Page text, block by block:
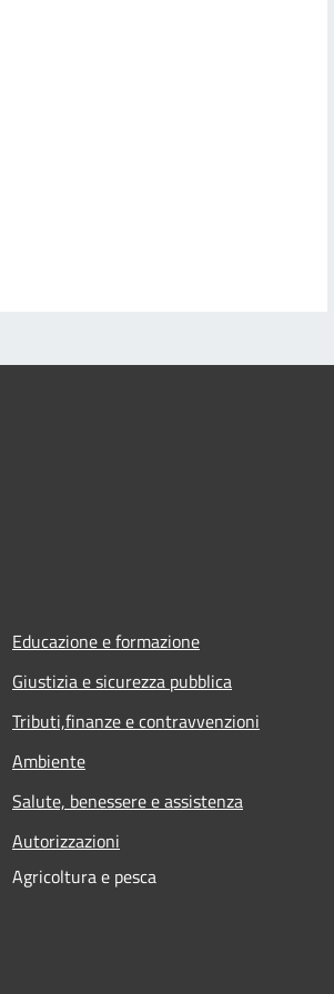
Educazione e formazione
Giustizia e sicurezza pubblica
Tributi,finanze e contravvenzioni
Ambiente
Salute, benessere e assistenza
Autorizzazioni
Agricoltura e pesca